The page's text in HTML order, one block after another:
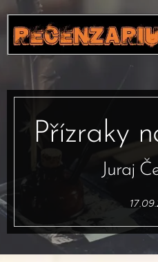
Přízraky
Juraj